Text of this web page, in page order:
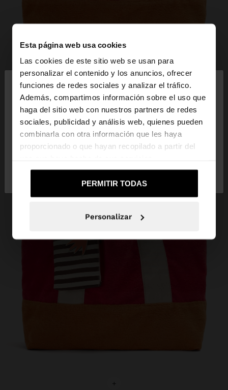
Esta página web usa cookies
Las cookies de este sitio web se usan para
personalizar el contenido y los anuncios, ofrecer
funciones de redes sociales y analizar el tráfico.
Además, compartimos información sobre el uso que
haga del sitio web con nuestros partners de redes
sociales, publicidad y análisis web, quienes pueden
combinarla con otra información que les haya
proporcionado o que hayan recopilado a partir del
PERMITIR TODAS
Personalizar
hola
Estás accediendo a la web de España. ¿Quieres ir a
la web de United States?
+